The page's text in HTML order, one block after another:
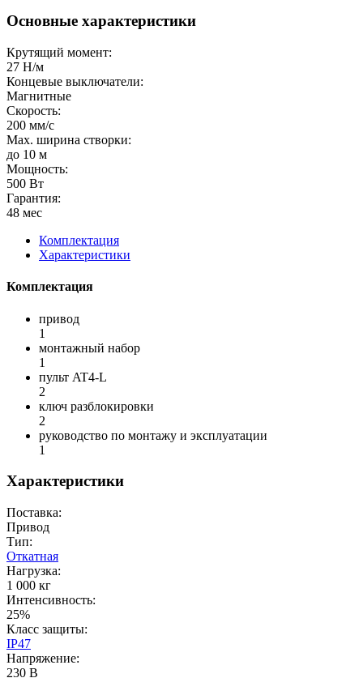
Основные характеристики
Крутящий момент:
27 Н/м
Концевые выключатели:
Магнитные
Скорость:
200 мм/с
Max. ширина створки:
до 10 м
Мощность:
500 Вт
Гарантия:
48 мес
Комплектация
Характеристики
Комплектация
привод
1
монтажный набор
1
пульт AT4-L
2
ключ разблокировки
2
руководство по монтажу и эксплуатации
1
Характеристики
Поставка:
Привод
Тип:
Откатная
Нагрузка:
1 000 кг
Интенсивность:
25%
Класс защиты:
IP47
Напряжение:
230 В